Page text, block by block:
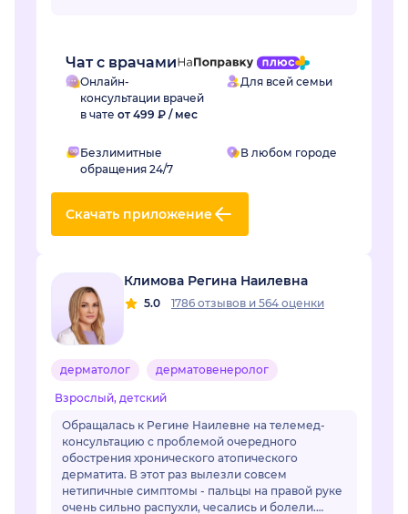
Чат с врачами
Онлайн-
консультации врачей
в чате от 499 ₽ / мес
Для всей семьи
Безлимитные
обращения 24/7
В любом городе
Скачать приложение
Климова Регина Наилевна
5.0 1786 отзывов и 564 оценки
дерматолог дерматовенеролог
Взрослый, детский
Обращалась к Регине Наилевне на телемед-
консультацию с проблемой очередного
обострения хронического атопического
дерматита. В этот раз вылезли совсем
нетипичные симптомы - пальцы на правой руке
очень сильно распухли, чесались и болели.